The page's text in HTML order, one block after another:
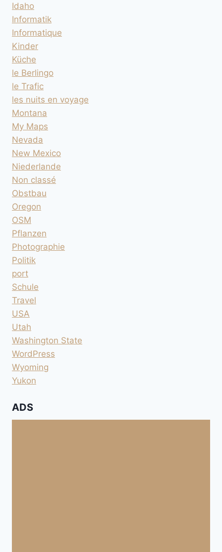
Idaho
Informatik
Informatique
Kinder
Küche
le Berlingo
le Trafic
les nuits en voyage
Montana
My Maps
Nevada
New Mexico
Niederlande
Non classé
Obstbau
Oregon
OSM
Pflanzen
Photographie
Politik
port
Schule
Travel
USA
Utah
Washington State
WordPress
Wyoming
Yukon
ADS